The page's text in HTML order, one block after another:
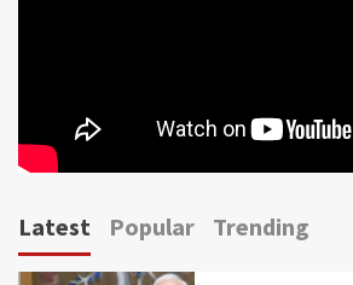
Latest Popular Trending